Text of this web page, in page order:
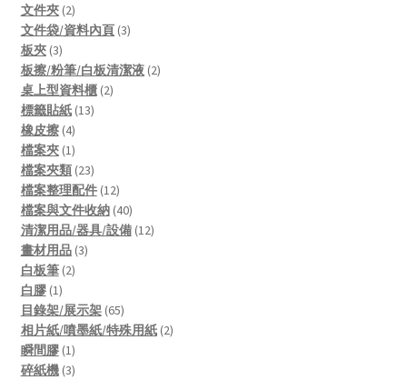
文件夾 22
products
文件袋/資料內頁 33
板夾 33
products
板擦/粉筆/白板清潔液 22
桌上型資料櫃 22
標籤貼紙 1313
橡皮擦 44
products
檔案夾 11
product
檔案夾類 2323
products
檔案整理配件 1212
products
檔案與文件收納 4040
products
清潔用品/器具/設備 1212
畫材用品 33
白板筆 22
白膠 11
product
目錄架/展示架 6565
products
相片紙/噴墨紙/特殊用紙 22
瞬間膠 11
product
碎紙機 33